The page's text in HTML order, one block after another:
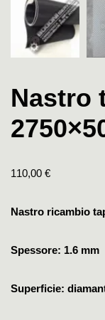
Nastro
110,00 €
Nastro ricambio
Spessore: 1.6 mm
Superficie: